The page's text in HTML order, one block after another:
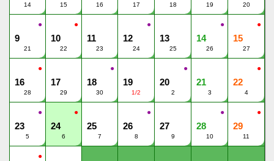
14 15 16 17 18 19 20
●
9
21
●
10
22
11
23
●
12
24
13
25
●
14
26
●
15
27
●
16
28
17
29
●
18
30
19
1/2
●
20
2
21
3
●
22
4
●
23
5
●
24
6
25
7
●
26
8
27
9
●
28
10
●
29
11
●